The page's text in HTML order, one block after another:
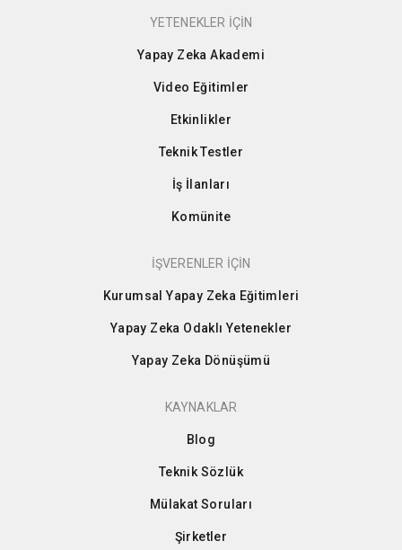
YETENEKLER İÇİN
Yapay Zeka Akademi
Video Eğitimler
Etkinlikler
Teknik Testler
İş İlanları
Komünite
İŞVERENLER İÇİN
Kurumsal Yapay Zeka Eğitimleri
Yapay Zeka Odaklı Yetenekler
Yapay Zeka Dönüşümü
KAYNAKLAR
Blog
Teknik Sözlük
Mülakat Soruları
Şirketler